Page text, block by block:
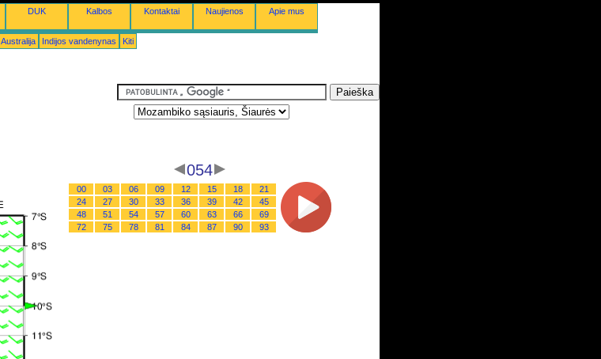
DUK Kalbos Kontaktai Naujienos Apie mus
Australija Indijos vandenynas Kiti
054
00 03 06 09 12 15 18
21
24
27 30 33 36 39 42
45
48
51 54 57 60 63 66
69
72
75 78 81 84 87 90 93